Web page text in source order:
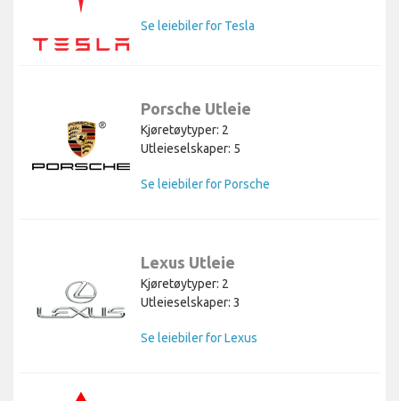
Se leiebiler for Tesla
Porsche Utleie
Kjøretøytyper: 2
Utleieselskaper: 5
Se leiebiler for Porsche
Lexus Utleie
Kjøretøytyper: 2
Utleieselskaper: 3
Se leiebiler for Lexus